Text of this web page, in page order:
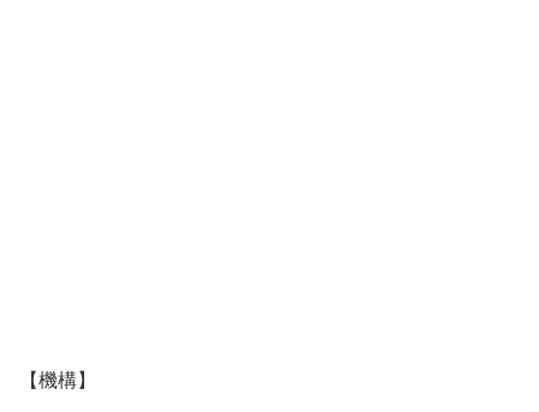
【機構】